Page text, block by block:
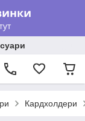
Кардхолдери